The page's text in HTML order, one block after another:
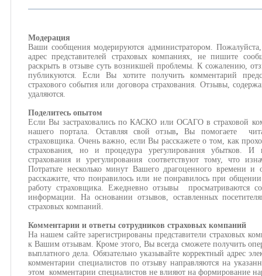
Модерация
Ваши сообщения модерируются администратором.
адрес представителей страховых компаниях, не пишите
раскрыть в отзыве суть возникшей проблемы. К сожалению,
публикуются. Если Вы хотите получить комментарий
страхового события или договора страхования. Отзывы,
удаляются.
Поделитесь опытом
Если Вы застраховались по КАСКО или ОСАГО в страховой
нашего портала. Оставляя свой отзыв, Вы помогаете
страховщика. Очень важно, если Вы расскажете о том, как
страхования, но и процедура урегулирования убытков. И
страхования и урегулирования соответствуют тому, что
Потратьте несколько минут Вашего драгоценного времени и
расскажите, что понравилось или не понравилось при
работу страховщика. Ежедневно отзывы просматриваются
информации. На основании отзывов, оставленных
страховых компаний.
Комментарии и ответы сотрудников страховых компаний
На нашем сайте зарегистрированы представители страховых
к Вашим отзывам. Кроме этого, Вы всегда сможете получить
выплатного дела. Обязательно указывайте корректный адрес
комментарии специалистов по отзыву направляются на
этом комментарии специалистов не влияют на формирование